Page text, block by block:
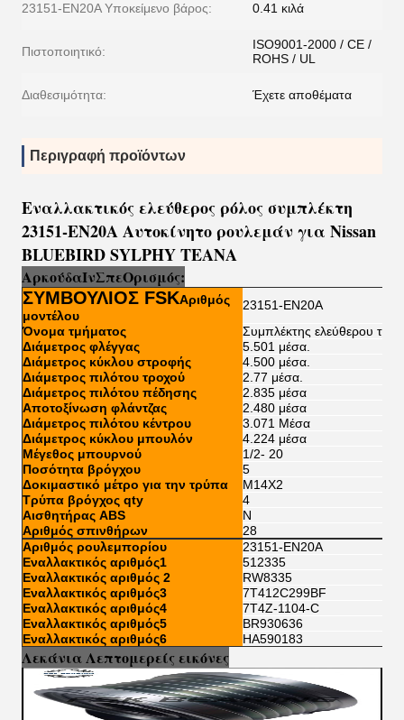
23151-EN20A Υποκείμενο βάρος: 0.41 κιλά
Πιστοποιητικό:
ISO9001-2000 / CE /
ROHS / UL
Διαθεσιμότητα: Έχετε αποθέματα
Περιγραφή προϊόντων
Εναλλακτικός ελεύθερος ρόλος συμπλέκτη
23151-EN20A Αυτοκίνητο ρουλεμάν για Nissan
BLUEBIRD SYLPHY TEANA
ΑρκούδαΙνΣπεΟρισμός:
ΣΥΜΒΟΥΛΙΟΣ FSKΑριθμός
μοντέλου
23151-EN20Α
Όνομα τμήματος
Συμπλέκτης ελεύθερου
Διάμετρος φλέγγας
5.501 μέσα.
Διάμετρος κύκλου στροφής
4.500 μέσα.
Διάμετρος πιλότου τροχού
2.77 μέσα.
Διάμετρος πιλότου πέδησης
2.835 μέσα
Αποτοξίνωση φλάντζας
2.480 μέσα
Διάμετρος πιλότου κέντρου
3.071 Μέσα
Διάμετρος κύκλου μπουλόν
4.224 μέσα
Μέγεθος μπουρνού
1/2- 20
Ποσότητα βρόγχου
5
Δοκιμαστικό μέτρο για την τρύπα
M14X2
Τρύπα βρόγχος qty
4
Αισθητήρας ABS
N
Αριθμός σπινθήρων
28
Αριθμός ρουλεμπορίου
23151-EN20Α
Εναλλακτικός αριθμός1
512335
Εναλλακτικός αριθμός 2
RW8335
Εναλλακτικός αριθμός3
7T412C299BF
Εναλλακτικός αριθμός4
7T4Z-1104-C
Εναλλακτικός αριθμός5
BR930636
Εναλλακτικός αριθμός6
HA590183
Λεκάνια Λεπτομερείς εικόνες